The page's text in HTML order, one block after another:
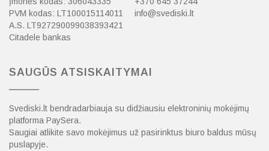
PVM kodas: LT100015114011
A.S. LT927290099038393421
Citadele bankas
info@svediski.lt
SAUGŪS ATSISKAITYMAI
Svediski.lt bendradarbiauja su didžiausiu elektroninių mokėjimų
platforma PaySera.
Saugiai atlikite savo mokėjimus už pasirinktus biuro baldus mūsų
puslapyje.